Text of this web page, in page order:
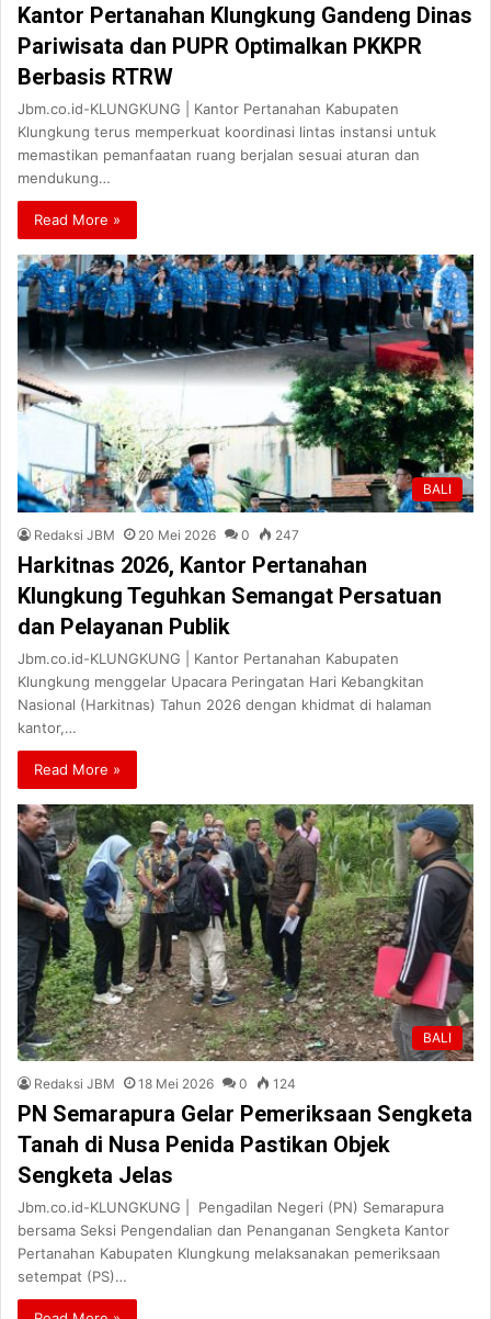
Kantor Pertanahan Klungkung Gandeng Dinas
Pariwisata dan PUPR Optimalkan PKKPR
Berbasis RTRW
Jbm.co.id-KLUNGKUNG | Kantor Pertanahan Kabupaten
Klungkung terus memperkuat koordinasi lintas instansi untuk
memastikan pemanfaatan ruang berjalan sesuai aturan dan
mendukung…
Read More »
BALI
Redaksi JBM 20 Mei 2026 0 247
Harkitnas 2026, Kantor Pertanahan
Klungkung Teguhkan Semangat Persatuan
dan Pelayanan Publik
Jbm.co.id-KLUNGKUNG | Kantor Pertanahan Kabupaten
Klungkung menggelar Upacara Peringatan Hari Kebangkitan
Nasional (Harkitnas) Tahun 2026 dengan khidmat di halaman
kantor,…
Read More »
BALI
Redaksi JBM 18 Mei 2026 0 124
PN Semarapura Gelar Pemeriksaan Sengketa
Tanah di Nusa Penida Pastikan Objek
Sengketa Jelas
Jbm.co.id-KLUNGKUNG | Pengadilan Negeri (PN) Semarapura
bersama Seksi Pengendalian dan Penanganan Sengketa Kantor
Pertanahan Kabupaten Klungkung melaksanakan pemeriksaan
setempat (PS)…